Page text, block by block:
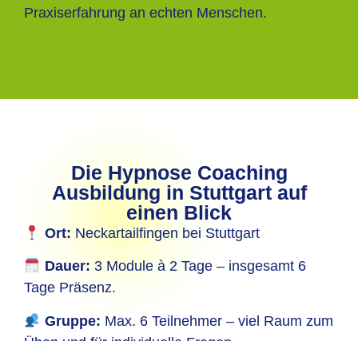
Praxiserfahrung an echten Menschen.
Die Hypnose Coaching
Ausbildung in Stuttgart auf
einen Blick
Ort: Neckartailfingen bei Stuttgart
Dauer: 3 Module à 2 Tage – insgesamt 6
Tage Präsenz.
Gruppe: Max. 6 Teilnehmer – viel Raum zum